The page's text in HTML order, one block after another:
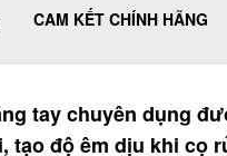
CAM KẾT CHÍNH HÃNG
tay chuyên dụng
tạo độ êm dịu khi cọ